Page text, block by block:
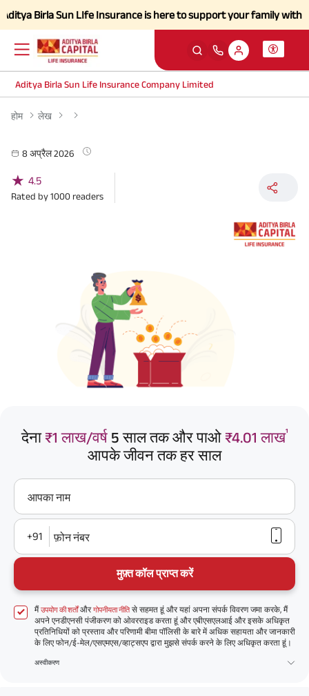
Birla Sun LIfe Insurance is here to support your family with
Aditya Birla Sun Life Insurance Company Limited
होम लेख
8 अप्रैल 2026
★ 4.5
Rated by1000 readers
देना₹1 लाख/वर्ष 5 साल तक और पाओ₹4.01 लाख¹
आपके जीवन तक हर साल
आपका नाम
+91 फ़ोन नंबर
मुफ़्त कॉल प्राप्त करें
मैंउपयोग की शर्तोंऔरगोपनीयता नीतिसे सहमत हूं और यहां अपना संपर्क विवरण जमा करके, मैं
अपने एनडीएनसी पंजीकरण को ओवरराइड करता हूं और एबीएसएलआई और इसके अधिकृत
प्रतिनिधियों को प्रस्ताव और परिणामी बीमा पॉलिसी के बारे में अधिक सहायता और जानकारी
के लिए फोन/ई-मेल/एसएमएस/व्हाट्सएप द्वारा मुझसे संपर्क करने के लिए अधिकृत करता हूं।
अस्वीकरण